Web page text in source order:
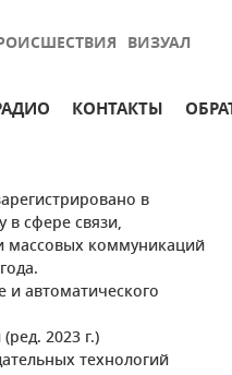
ВИЗУАЛ
КОНТАКТЫ
в
в сфере связи,
массовых коммуникаций
и автоматического
2023 г.)
технологий